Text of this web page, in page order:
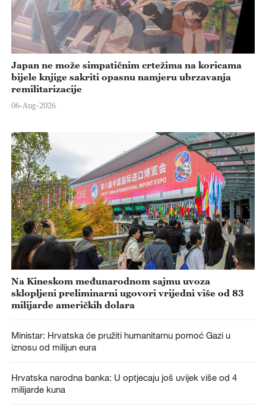
Japan ne može simpatičnim crtežima na koricama
bijele knjige sakriti opasnu namjeru ubrzavanja
remilitarizacije
06-Aug-2026
Na Kineskom međunarodnom sajmu uvoza
sklopljeni preliminarni ugovori vrijedni više od 83
milijarde američkih dolara
Ministar: Hrvatska će pružiti humanitarnu pomoć Gazi u
iznosu od milijun eura
Hrvatska narodna banka: U optjecaju još uvijek više od 4
milijarde kuna